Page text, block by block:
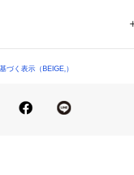
羽織ったり、デニムやTシャツ
アルダウンするこなれコーデもお
スラブ、モールなどの糸や太さ
に仕上げています。
アセテート:4%[裏地]キュプラ:100%
クリーニング可 ウェットクリーニング
、商品の品質表示タグをご覧くださ
づく表示（BEIGE,）